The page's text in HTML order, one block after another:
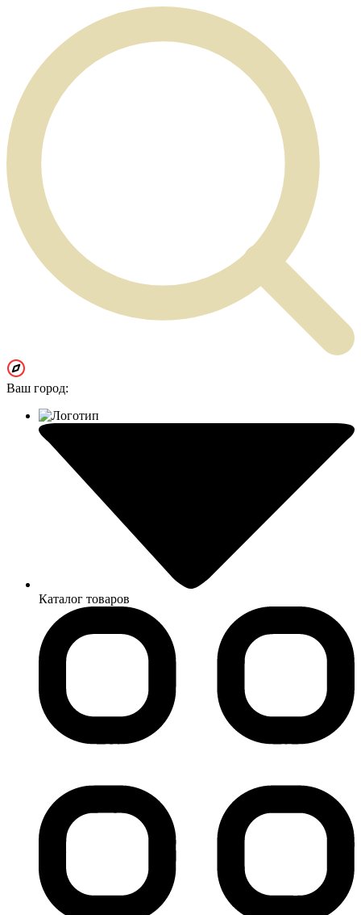
Ваш город:
Каталог товаров